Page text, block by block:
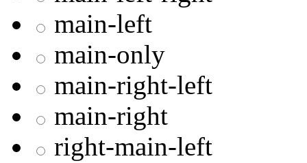
main-left
main-only
main-right-left
main-right
right-main-left